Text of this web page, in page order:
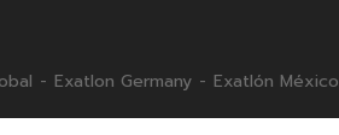
- Exatlon Germany - Exatlón México